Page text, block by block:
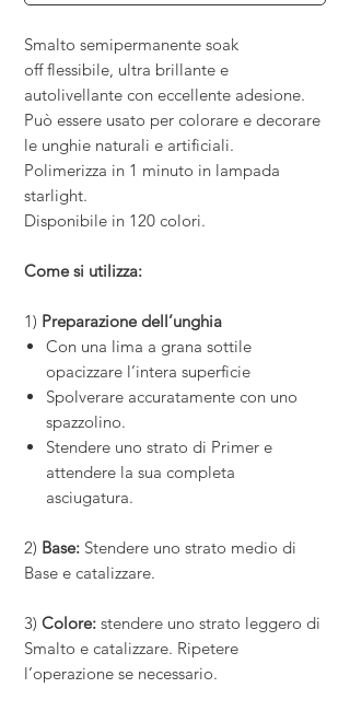
Smalto semipermanente soak
off flessibile, ultra brillante e
autolivellante con eccellente adesione.
Può essere usato per colorare e decorare
le unghie naturali e artificiali.
Polimerizza in 1 minuto in lampada
starlight.
Disponibile in 120 colori.
Come si utilizza:
1) Preparazione dell’unghia
Con una lima a grana sottile
opacizzare l’intera superficie
Spolverare accuratamente con uno
spazzolino.
Stendere uno strato di Primer e
attendere la sua completa
asciugatura.
2) Base: Stendere uno strato medio di
Base e catalizzare.
3) Colore: stendere uno strato leggero di
Smalto e catalizzare. Ripetere
l’operazione se necessario.